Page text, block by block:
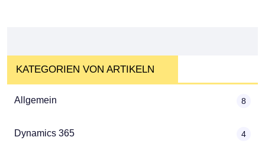
KATEGORIEN VON ARTIKELN
Allgemein 8
Dynamics 365 4